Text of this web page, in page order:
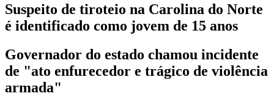
Suspeito de tiroteio na Carolina do Norte
é identificado como jovem de 15 anos
Governador do estado chamou incidente
de "ato enfurecedor e trágico de violência
armada"